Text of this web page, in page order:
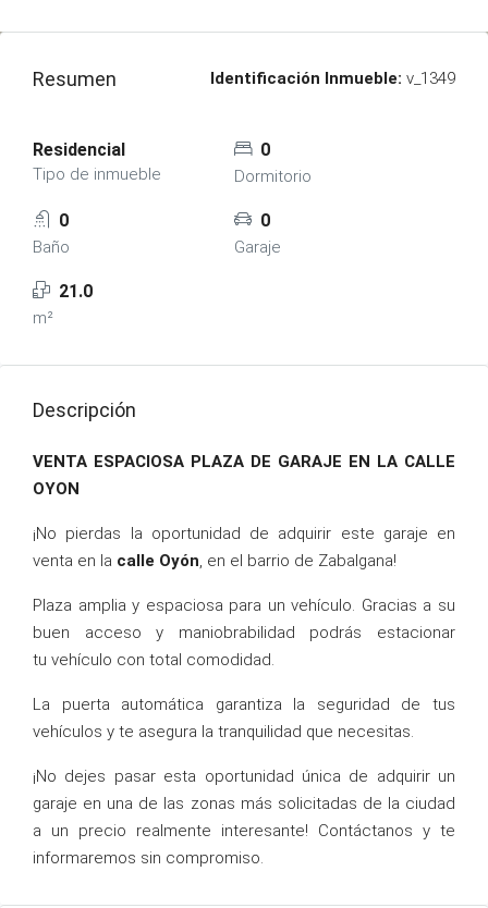
Resumen Identificación Inmueble: v_1349
Residencial
Tipo de inmueble
0
Dormitorio
0
Baño
0
Garaje
21.0
m²
Descripción
VENTA ESPACIOSA PLAZA DE GARAJE EN LA CALLE
OYON
¡No pierdas la oportunidad de adquirir este garaje en
venta en la calle Oyón, en el barrio de Zabalgana!
Plaza amplia y espaciosa para un vehículo. Gracias a su
buen acceso y maniobrabilidad podrás estacionar
tu vehículo con total comodidad.
La puerta automática garantiza la seguridad de tus
vehículos y te asegura la tranquilidad que necesitas.
¡No dejes pasar esta oportunidad única de adquirir un
garaje en una de las zonas más solicitadas de la ciudad
a un precio realmente interesante! Contáctanos y te
informaremos sin compromiso.